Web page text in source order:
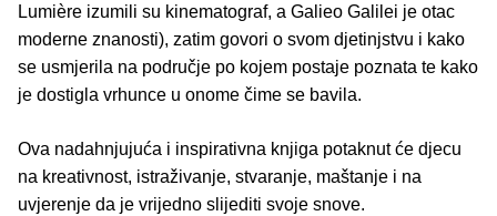
Lumière izumili su kinematograf, a Galieo Galilei je otac
moderne znanosti), zatim govori o svom djetinjstvu i kako
se usmjerila na područje po kojem postaje poznata te kako
je dostigla vrhunce u onome čime se bavila.
Ova nadahnjujuća i inspirativna knjiga potaknut će djecu
na kreativnost, istraživanje, stvaranje, maštanje i na
uvjerenje da je vrijedno slijediti svoje snove.